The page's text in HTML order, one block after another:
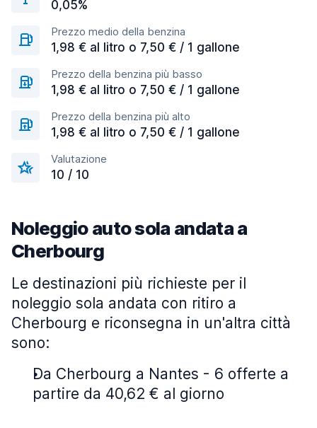
0,05%
Prezzo medio della benzina
1,98 € al litro o 7,50 € / 1 gallone
Prezzo della benzina più basso
1,98 € al litro o 7,50 € / 1 gallone
Prezzo della benzina più alto
1,98 € al litro o 7,50 € / 1 gallone
Valutazione
10 / 10
Noleggio auto sola andata a
Cherbourg
Le destinazioni più richieste per il
noleggio sola andata con ritiro a
Cherbourg e riconsegna in un'altra città
sono:
Da Cherbourg a Nantes - 6 offerte a
partire da 40,62 € al giorno